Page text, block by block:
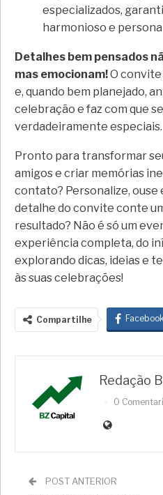
especializados,
harmonioso e
Detalhes bem pensados
mas emocionam!O
e, quando bem planejado,
celebração e faz com que
verdadeiramente especiais.
Pronto para transformar
amigos e criar memórias
contato? Personalize, ouse
detalhe do convite conte
resultado? Não é só um
experiência completa, do
explorando dicas, ideias e
às suas celebrações!
Compartilhe Facebook
Redação
0
POST ANTERIOR